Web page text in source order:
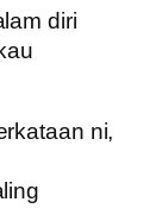
diri
ni,